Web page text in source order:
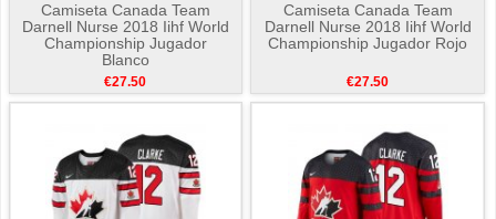
Camiseta Canada Team
Darnell Nurse 2018 Iihf World
Championship Jugador
Blanco
€27.50
Camiseta Canada Team
Darnell Nurse 2018 Iihf World
Championship Jugador Rojo
€27.50